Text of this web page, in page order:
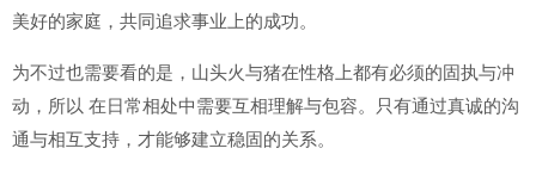
美好的家庭，共同追求事业上的成功。
为不过也需要看的是，山头火与猪在性格上都有必须的固执与冲
动，所以 在日常相处中需要互相理解与包容。只有通过真诚的沟
通与相互支持，才能够建立稳固的关系。